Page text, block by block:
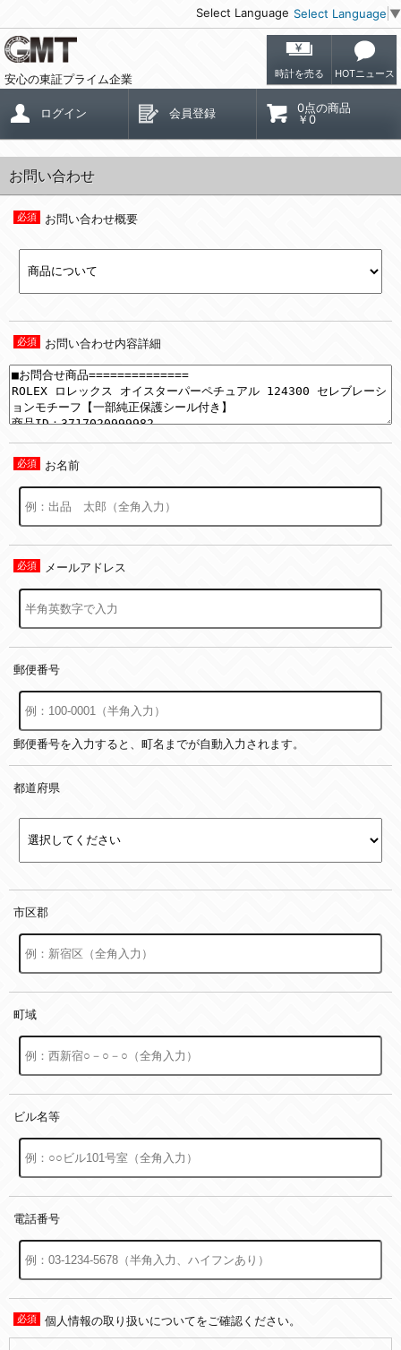
Select Language Select Language ▼
安心の東証プライム企業 時計を売る HOTニュース
ログイン 会員登録
0点の商品
￥0
お問い合わせ
お問い合わせ概要
お問い合わせ内容詳細
お名前
メールアドレス
郵便番号
郵便番号を入力すると、町名までが自動入力されます。
都道府県
市区郡
町域
ビル名等
電話番号
個人情報の取り扱いについてをご確認ください。